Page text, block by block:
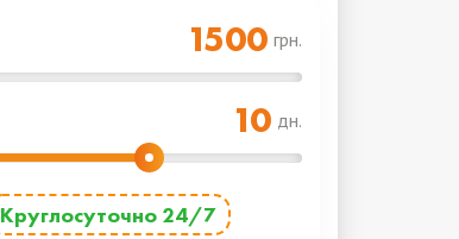
грн.
дн.
Круглосуточно 24/7